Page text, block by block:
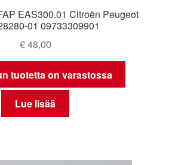
EAS300.01 Citroën Peugeot
01 09733309901
€48,00
tuotetta on varastossa
Lue lisää